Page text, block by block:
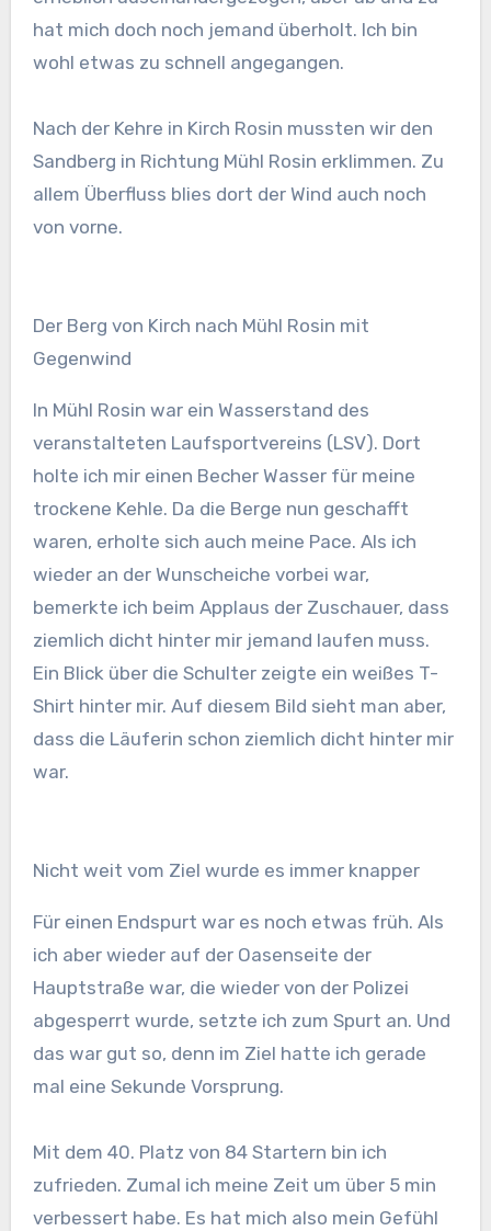
hat mich doch noch jemand überholt. Ich bin
wohl etwas zu schnell angegangen.
Nach der Kehre in Kirch Rosin mussten wir den
Sandberg in Richtung Mühl Rosin erklimmen. Zu
allem Überfluss blies dort der Wind auch noch
von vorne.
Der Berg von Kirch nach Mühl Rosin mit
Gegenwind
In Mühl Rosin war ein Wasserstand des
veranstalteten Laufsportvereins (LSV). Dort
holte ich mir einen Becher Wasser für meine
trockene Kehle. Da die Berge nun geschafft
waren, erholte sich auch meine Pace. Als ich
wieder an der Wunscheiche vorbei war,
bemerkte ich beim Applaus der Zuschauer, dass
ziemlich dicht hinter mir jemand laufen muss.
Ein Blick über die Schulter zeigte ein weißes T-
Shirt hinter mir. Auf diesem Bild sieht man aber,
dass die Läuferin schon ziemlich dicht hinter mir
war.
Nicht weit vom Ziel wurde es immer knapper
Für einen Endspurt war es noch etwas früh. Als
ich aber wieder auf der Oasenseite der
Hauptstraße war, die wieder von der Polizei
abgesperrt wurde, setzte ich zum Spurt an. Und
das war gut so, denn im Ziel hatte ich gerade
mal eine Sekunde Vorsprung.
Mit dem 40. Platz von 84 Startern bin ich
zufrieden. Zumal ich meine Zeit um über 5 min
verbessert habe. Es hat mich also mein Gefühl